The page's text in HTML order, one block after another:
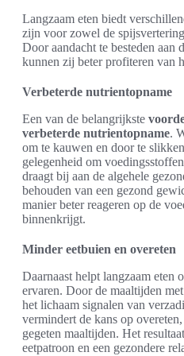
Langzaam eten biedt
zijn voor zowel de
Door aandacht te besteden aan
kunnen zij beter profiteren van
Verbeterde nutrientopname
Een van de belangrijkste
verbeterde nutrientopname.
om te kauwen en door te
gelegenheid om
draagt bij aan de algehele
behouden van een gezond
manier beter reageren op de
binnenkrijgt.
Minder eetbuien en overeten
Daarnaast helpt langzaam eten
ervaren. Door de maaltijden
het lichaam signalen van
vermindert de kans op
gegeten maaltijden. Het
eetpatroon en een gezondere